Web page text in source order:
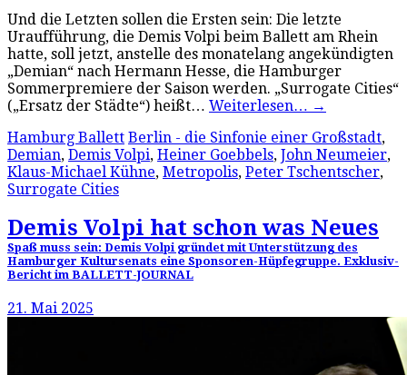
Und die Letzten sollen die Ersten sein: Die letzte
Uraufführung, die Demis Volpi beim Ballett am Rhein
hatte, soll jetzt, anstelle des monatelang angekündigten
„Demian“ nach Hermann Hesse, die Hamburger
Sommerpremiere der Saison werden. „Surrogate Cities“
(„Ersatz der Städte“) heißt… Weiterlesen… →
Hamburg Ballett Berlin - die Sinfonie einer Großstadt,
Demian, Demis Volpi, Heiner Goebbels, John Neumeier,
Klaus-Michael Kühne, Metropolis, Peter Tschentscher,
Surrogate Cities
Demis Volpi hat schon was Neues
Spaß muss sein: Demis Volpi gründet mit Unterstützung des
Hamburger Kultursenats eine Sponsoren-Hüpfegruppe. Exklusiv-
Bericht im BALLETT-JOURNAL
21. Mai 2025